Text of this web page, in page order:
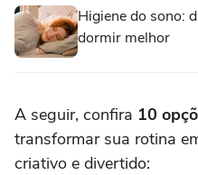
Higiene do sono:
dormir melhor
A seguir, confira 10
transformar sua rotina
criativo e divertido: